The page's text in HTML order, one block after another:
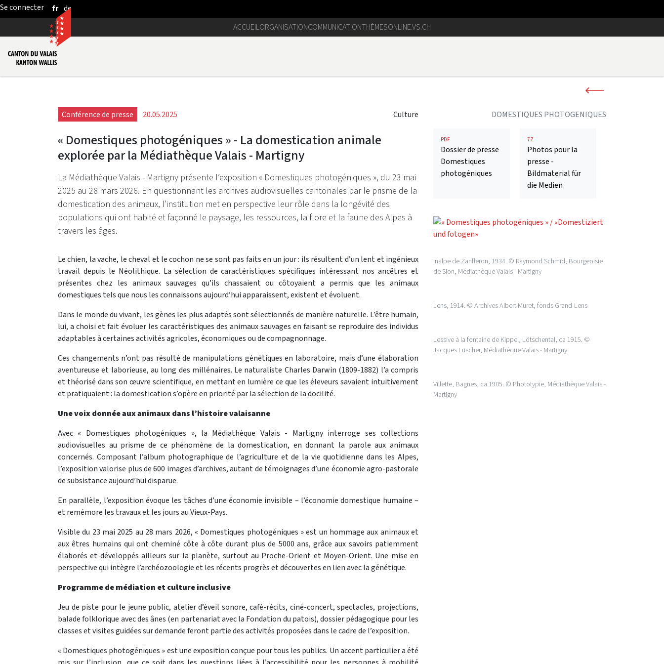
Saut au contenu principal
fr de
ACCUEILORGANISATIONCOMMUNICATIONTHÈMESONLINE.VS.CH
Conférence de presse 20.05.2025 Culture
« Domestiques photogéniques » - La domestication animale
explorée par la Médiathèque Valais - Martigny
La Médiathèque Valais - Martigny présente l’exposition « Domestiques photogéniques », du 23 mai
2025 au 28 mars 2026. En questionnant les archives audiovisuelles cantonales par le prisme de la
domestication des animaux, l’institution met en perspective leur rôle dans la longévité des
populations qui ont habité et façonné le paysage, les ressources, la flore et la faune des Alpes à
travers les âges.
Le chien, la vache, le cheval et le cochon ne se sont pas faits en un jour : ils résultent d’un lent et ingénieux
travail depuis le Néolithique. La sélection de caractéristiques spécifiques intéressant nos ancêtres et
présentes chez les animaux sauvages qu’ils chassaient ou côtoyaient a permis que les animaux
domestiques tels que nous les connaissons aujourd’hui apparaissent, existent et évoluent.
Dans le monde du vivant, les gènes les plus adaptés sont sélectionnés de manière naturelle. L’être humain,
lui, a choisi et fait évoluer les caractéristiques des animaux sauvages en faisant se reproduire des individus
adaptables à certaines activités agricoles, économiques ou de compagnonnage.
Ces changements n’ont pas résulté de manipulations génétiques en laboratoire, mais d’une élaboration
aventureuse et laborieuse, au long des millénaires. Le naturaliste Charles Darwin (1809-1882) l’a compris
et théorisé dans son œuvre scientifique, en mettant en lumière ce que les éleveurs savaient intuitivement
et pratiquaient : la domestication s’opère en priorité par la sélection de la docilité.
Une voix donnée aux animaux dans l’histoire valaisanne
Avec « Domestiques photogéniques », la Médiathèque Valais - Martigny interroge ses collections
audiovisuelles au prisme de ce phénomène de la domestication, en donnant la parole aux animaux
concernés. Composant l’album photographique de l’agriculture et de la vie quotidienne dans les Alpes,
l’exposition valorise plus de 600 images d’archives, autant de témoignages d’une économie agro-pastorale
de subsistance aujourd’hui disparue.
En parallèle, l’exposition évoque les tâches d’une économie invisible – l’économie domestique humaine –
et remémore les travaux et les jours au Vieux-Pays.
Visible du 23 mai 2025 au 28 mars 2026, « Domestiques photogéniques » est un hommage aux animaux et
aux êtres humains qui ont cheminé côte à côte durant plus de 5000 ans, grâce aux savoirs patiemment
élaborés et développés ailleurs sur la planète, surtout au Proche-Orient et Moyen-Orient. Une mise en
perspective qui intègre l’archéozoologie et les récents progrès et découvertes en lien avec la génétique.
Programme de médiation et culture inclusive
Jeu de piste pour le jeune public, atelier d’éveil sonore, café-récits, ciné-concert, spectacles, projections,
balade folklorique avec des ânes (en partenariat avec la Fondation du patois), dossier pédagogique pour les
classes et visites guidées sur demande feront partie des activités proposées dans le cadre de l’exposition.
« Domestiques photogéniques » est une exposition conçue pour tous les publics. Un accent particulier a été
DOMESTIQUES PHOTOGENIQUES
PDF
Dossier de presse
Domestiques
photogéniques
7Z
Photos pour la
presse -
Bildmaterial für
die Medien
Inalpe de Zanfleron, 1934. © Raymond Schmid, Bourgeoisie
de Sion, Médiathèque Valais - Martigny
Lens, 1914. © Archives Albert Muret, fonds Grand-Lens
Lessive à la fontaine de Kippel, Lötschental, ca 1915. ©
Jacques Lüscher, Médiathèque Valais - Martigny
Villette, Bagnes, ca 1905. © Phototypie, Médiathèque Valais -
Martigny